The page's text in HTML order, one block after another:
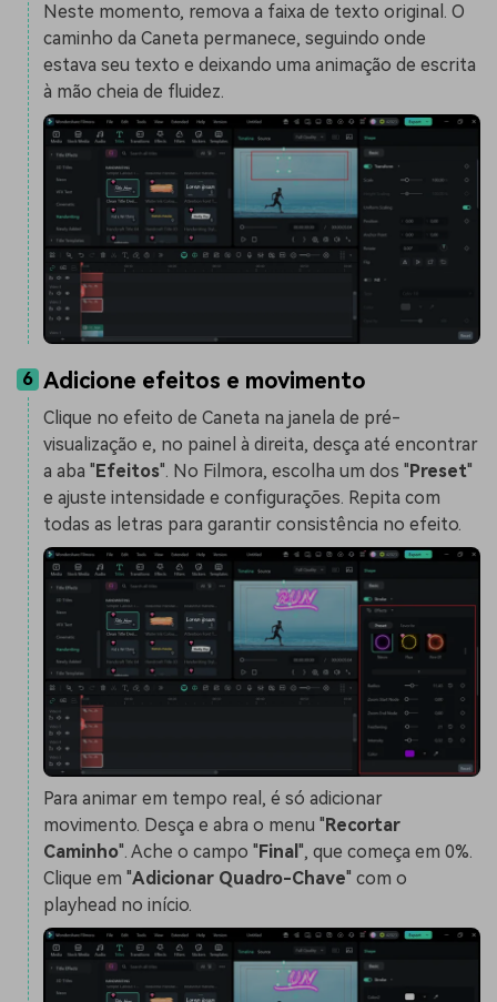
Neste momento, remova a faixa de texto original. O
caminho da Caneta permanece, seguindo onde
estava seu texto e deixando uma animação de escrita
à mão cheia de fluidez.
6 Adicione efeitos e movimento
Clique no efeito de Caneta na janela de pré-
visualização e, no painel à direita, desça até encontrar
a aba " Efeitos". No Filmora, escolha um dos " Preset"
e ajuste intensidade e configurações. Repita com
todas as letras para garantir consistência no efeito.
Para animar em tempo real, é só adicionar
movimento. Desça e abra o menu "Recortar
Caminho". Ache o campo "Final ", que começa em 0%.
Clique em "Adicionar Quadro-Chave" com o
playhead no início.